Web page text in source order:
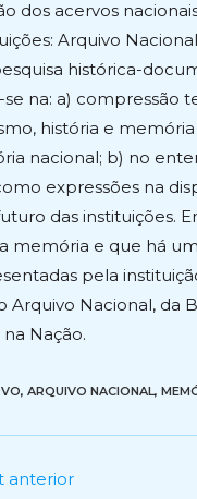
dos acervos
Arquivo
histórica-
se na: a) compressão
história e
nacional; b) no
expressões na
das instituições.
memória e que há
pela
Arquivo Nacional, da
Nação.
, ARQUIVO NACIONAL,
anterior